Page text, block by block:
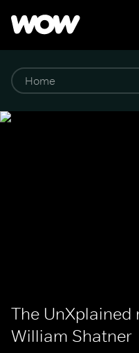
The UnXplained
William Shatner